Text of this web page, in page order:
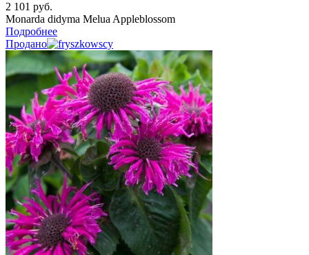
2 101 руб.
Monarda didyma Melua Appleblossom
Подробнее
Продано